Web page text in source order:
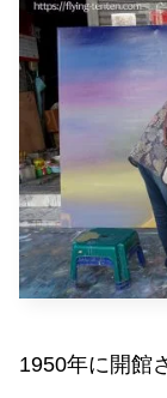
1950年に開館